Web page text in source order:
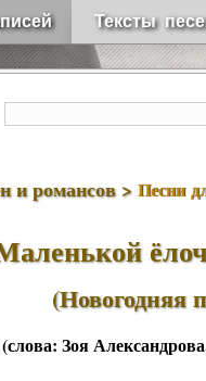
Тексты
и романсов > Песни
(Новогодняя
(слова: Зоя Александрова